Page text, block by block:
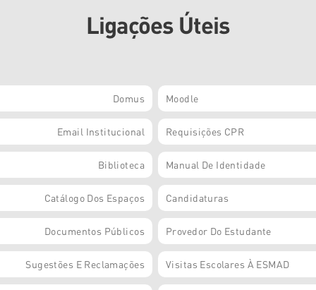
Ligações Úteis
Domus Moodle
Email Institucional Requisições CPR
Biblioteca Manual De Identidade
Catálogo Dos Espaços Candidaturas
Documentos Públicos Provedor Do Estudante
Sugestões E Reclamações Visitas Escolares À ESMAD